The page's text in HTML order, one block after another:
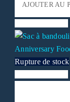
AJOUTER AU
Rupture de stock